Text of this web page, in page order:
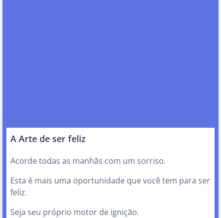
A Arte de ser feliz
Acorde todas as manhãs com um sorriso.
Esta é mais uma oportunidade que você tem para ser
feliz.
Seja seu próprio motor de ignição.